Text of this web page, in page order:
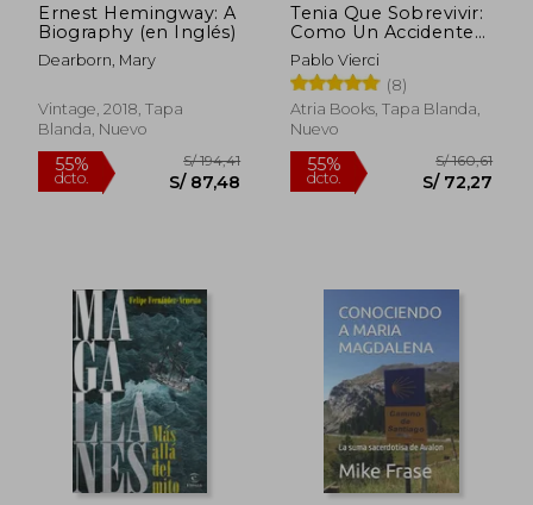
55%
dcto. S/ 126,38
55%
dcto. S/
Ernest Hemingway: A
Biography (en Inglés)
Dearborn, Mary
Vintage, 2018, Tapa
Blanda, Nuevo
Tenia Que Sobrevivir:
Como Un Accidente
Aereo En Los Andes
Inspiro Mi Vocacion
Para Salvar Vidas
(Atria Espanol)
Pablo Vierci
(8)
Atria Books, Tapa Blanda,
Nuevo